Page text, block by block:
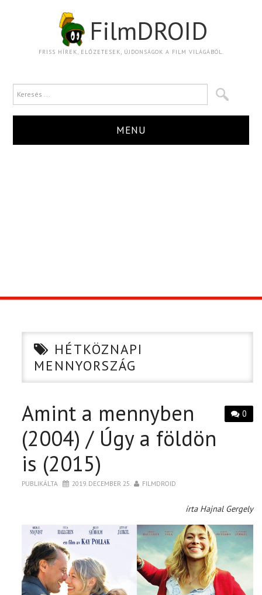
FilmDROID
FRISS HÍREK, ELŐZETESEK, ÚJDONSÁGOK A FILM VILÁGÁBÓL.
MENU
CIKK
HÉTKÖZNAPI
MENNYORSZÁG
0
Amint a mennyben
(2004) / Úgy a földön
is (2015)
PUBLIKÁLTA 2019. DECEMBER 25. FILMDROID
írta Hajnal Gergely